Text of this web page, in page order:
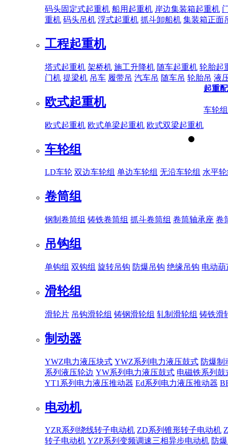
码头固定式起重机 船用起重机 岸边集装箱起重机
重机 码头吊机 浮式起重机 抓斗卸船机 集装箱正面
工程起重机
塔式起重机 架桥机 施工升降机 随车起重机 轮胎起
门机 提梁机 吊车 履带吊 汽车吊 随车吊 轮胎吊 液
欧式起重机
欧式起重机 欧式单梁起重机 欧式双梁起重机
起重
车轮组
车轮组
LD车轮 双边车轮组 单边车轮组 无沿车轮组 水平
卷筒组
钢制卷筒组 铸铁卷筒组 抓斗卷筒组 卷筒轴承座 卷
吊钩组
单钩组 双钩组 旋转吊钩 防爆吊钩 绝缘吊钩 电动
滑轮组
滑轮片 吊钩滑轮组 铸钢滑轮组 轧制滑轮组 铸铁滑
制动器
YWZ电力液压块式 YWZ系列电力液压鼓式 防爆制
系列液压轮边 YW系列电力液压鼓式 电磁铁系列鼓
YT1系列电力液压推动器 Ed系列电力液压推动器
电动机
YZR系列绕线转子电动机 ZD系列锥形转子电动机
转子电动机 YZP系列变频调速三相异步电动机 防